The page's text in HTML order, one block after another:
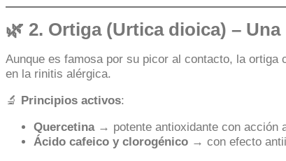
🌿 2. Ortiga (Urtica dioica) –
Aunque es famosa por su picor al contacto, la ortiga
en la rinitis alérgica.
🔬
Principios activos:
Quercetina→ potente antioxidante con acción
Ácido cafeico y clorogénico → con efecto